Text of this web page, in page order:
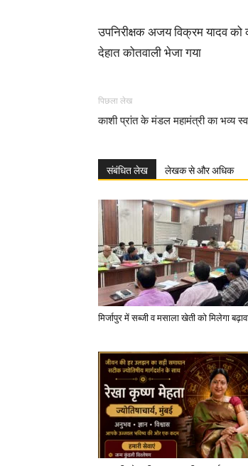
उपनिरीक्षक अजय विक्रम यादव
देहात कोतवाली भेजा गया
पिछला लेख
काशी प्रांत के मंडल महामंत्री का भव्य
संबंधित लेख लेखक से और अधिक
मिर्जापुर में सब्जी व मसाला खेती को मिलेगा